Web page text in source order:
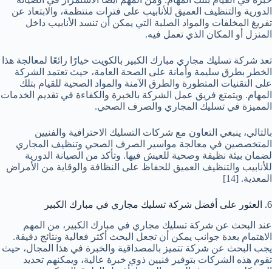
الدورية والتنظيف العميق للأنابيب على فترات منتظمة، والابتعاد عن
تفريغ المخلفات والمواد الصلبة التي يمكن أن تنسد الأنابيب داخل
المنزل أو المكان الذي تعمل فيه.
تعد شركة تسليك مجاري مبارك الكبير بالكويت خيارًا رائعًا لمعالجة هذا
الخطر بطرق سليمة وأمانة على الصحة العامة، حيث تعتمد الشركة
على التقنيات المتطورة والطرق الآمنة والمواد الصحية للقيام بتلك
المهام. ويتمتع فريق عمل الشركة بالخبرة والكفاءة في تقديم الخدمات
المميزة في تسليك المجاري والصرف الصحي.
بالتالي، ينبغي التعاون مع شركات التسليك الاحترافية والفنيين
المتخصصين في معالجة مواسير الصرف الصحي وتنظيف المجاري
لضمان بيئة نظيفة وصحية للعيش فيها. وتأكد من الصيانة الدورية
للأنابيب والتنظيف العميق للحفاظ على النظافة والوقاية من الأمراض
المعدية. [14]
6. العثور على أفضل شركة تسليك مجاري في مبارك الكبير
عند البحث عن شركة تسليك مجاري في مبارك الكبير، من المهم
الاهتمام بعدة جوانب يمكن أن تجعل البحث أكثر فعالية ونتائج دقيقة.
يجب البحث عن شركة تتميز بالمصداقية والخبرة في هذا المجال، حيث
تقوم هذه الشركات بتوفير فنيين ذوي خبرة عالية، ويمكنهم تحديد